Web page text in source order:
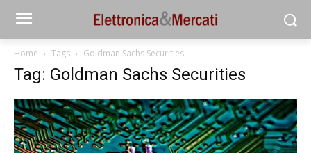
Home Tags Goldman Sachs Securities
Tag: Goldman Sachs Securities